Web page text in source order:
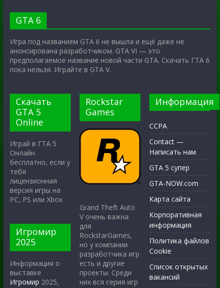
GTA 6
Игра под названием GTA 6 не вышла и ещё даже не
анонсирована разработчиком. GTA VI — это
предполагаемое название новой части GTA. Скачать ГТА 6
пока нельзя. Играйте в GTA V.
Скачать
GTA 5
Online
Играй в ГТА 5
Онлайн
бесплатно, если у
тебя
лицензионная
версия игры на
PC, PS или Xbox
Игромир
2025
Информация о
выставке
Игромир 2025,
Rockstar
Games
Grand Theft Auto
V очень важна
для
RockstarGames,
но у компании
разработчика игр
есть и другие
проекты. Среди
них вся серия игр
Информация
CCPA
Contact —
Написать нам
GTA 5 супер
GTA-NOW.com
Карта сайта
Корпоративная
информация
Политика файлов
Cookie
Список открытых
вакансий